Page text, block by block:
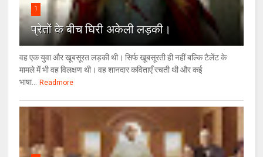
1
प्रेतों के बीच घिरी अकेली लड़की।
वह एक युवा और खूबसूरत लड़की थी। सिर्फ खूबसूरती ही नहीं बल्कि टैलेंट के
मामले में भी वह विलक्षण थी। वह शानदार कविताएँ रचती थी और कई
भाषा...
Readmore